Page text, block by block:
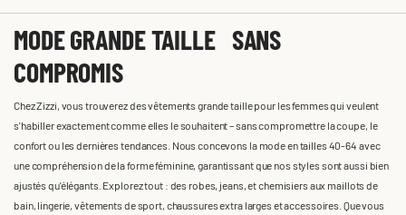
MODE GRANDE TAILLE SANS
COMPROMIS
Chez Zizzi, vous trouverez des vêtements grande taille pour les femmes qui veulent
s'habiller exactement comme elles le souhaitent – sans compromettre la coupe, le
confort ou les dernières tendances. Nous concevons la mode en tailles 40-64 avec
une compréhension de la forme féminine, garantissant que nos styles sont aussi bien
ajustés qu'élégants. Explorez tout : des robes, jeans, et chemisiers aux maillots de
bain, lingerie, vêtements de sport, chaussures extra larges et accessoires. Que vous